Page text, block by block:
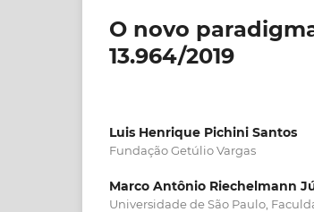
O novo
13.964/2019
Luis Henrique Pichini Santos
Fundação Getúlio Vargas
Marco Antônio Riechelmann
Universidade de São Paulo,